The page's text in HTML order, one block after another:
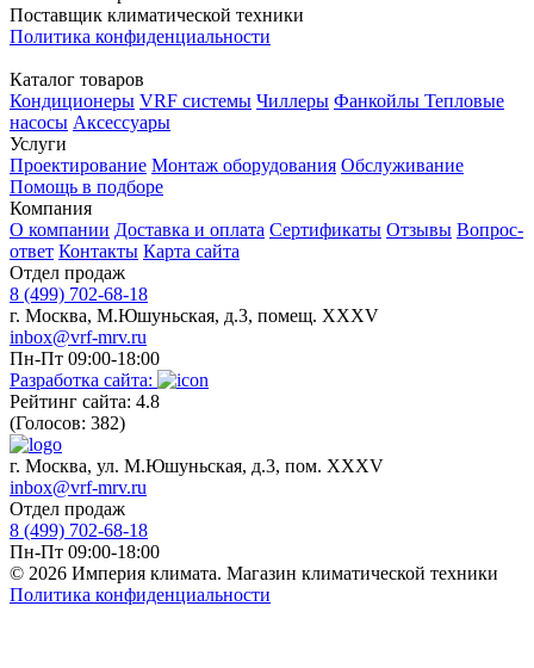
Поставщик климатической техники
Политика конфиденциальности
Каталог товаров
Кондиционеры VRF системы Чиллеры Фанкойлы Тепловые
насосы Аксессуары
Услуги
Проектирование Монтаж оборудования Обслуживание
Помощь в подборе
Компания
О компании Доставка и оплата Сертификаты Отзывы Вопрос-
ответ Контакты Карта сайта
Отдел продаж
8 (499) 702-68-18
г. Москва, М.Юшуньская, д.3, помещ. XXXV
inbox@vrf-mrv.ru
Пн-Пт 09:00-18:00
Разработка сайта:
Рейтинг сайта: 4.8
(Голосов: 382)
г. Москва, ул. М.Юшуньская, д.3, пом. XXXV
inbox@vrf-mrv.ru
Отдел продаж
8 (499) 702-68-18
Пн-Пт 09:00-18:00
© 2026 Империя климата. Магазин климатической техники
Политика конфиденциальности